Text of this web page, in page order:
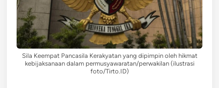
Sila Keempat Pancasila Kerakyatan yang dipimpin oleh hikmat
kebijaksanaan dalam permusyawaratan/perwakilan (ilustrasi
foto/Tirto.ID)